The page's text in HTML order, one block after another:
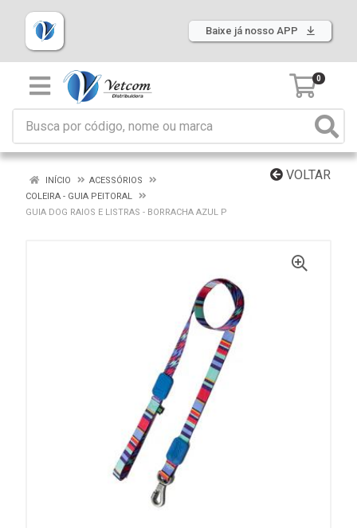
Baixe já nosso APP
0
VOLTAR
INÍCIO
ACESSÓRIOS
COLEIRA - GUIA PEITORAL
GUIA DOG RAIOS E LISTRAS - BORRACHA AZUL P